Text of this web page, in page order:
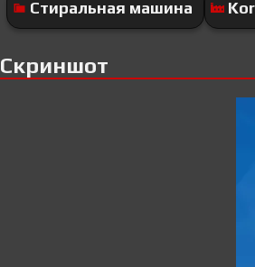
Стиральная машина
Скриншот